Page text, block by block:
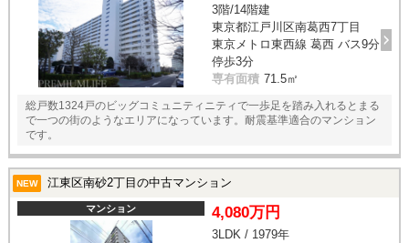
3階/14階建
東京都江戸川区南葛西7丁目
東京メトロ東西線 葛西 バス9分
停歩3分
専有面積 71.5㎡
総戸数1324戸のビッグコミュニティニティで一歩足を踏み入れるとまる
で一つの街のようなエリアになっています。耐震基準適合のマンション
です。
NEW 江東区南砂2丁目の中古マンション
マンション 4,080万円
3LDK / 1979年